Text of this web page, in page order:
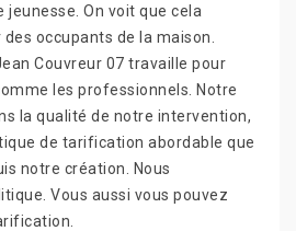
On voit que cela
occupants de la maison.
Couvreur 07 travaille pour
les professionnels. Notre
la qualité de notre intervention,
de tarification abordable que
notre création. Nous
Vous aussi vous pouvez